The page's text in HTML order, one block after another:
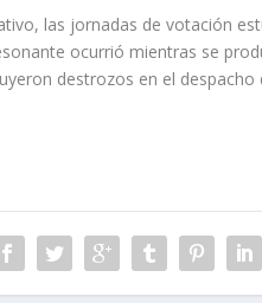
las jornadas de votación
ocurrió mientras se
destrozos en el